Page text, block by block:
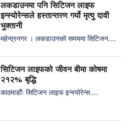
लकडाउनमा पनि सिटिजन लाइफ
इन्स्योरेन्सले हस्तान्तरण गर्यो मृत्यु दावी
भुक्तानी
महेन्द्रनगर । लकडाउनको समयमा सिटिजन....
सिटिजन लाइफको जीवन बीमा कोषमा
२१२% बृद्धि
काठमाडौंः सिटिजन लाइफ इन्स्योरेन्स....